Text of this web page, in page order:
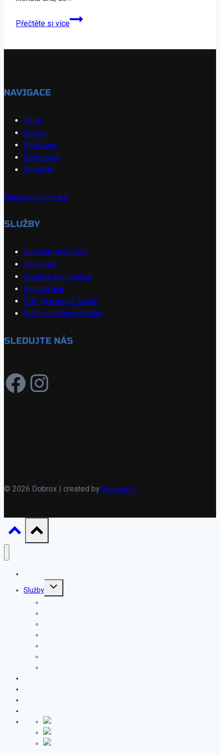
Přečtěte si více
Výroba
výklopného
NAVIGACE
Úvod
Služby
Realizace
Reference
Kontakty
Nastavení cookies
SLUŽBY
Automatické brány
Svařování
Ocelové konstrukce
Klenutá dna
CNC plazmové řezání
Ruční plazmové řezání
SLEDUJTE NÁS
https://www..com/
Instagram
© 2026 Dobrox | created by Skrčený.Z
Služby
TOGGLE
CHILD